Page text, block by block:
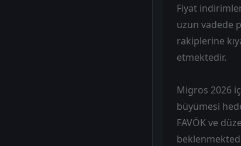
Fiyat
uzun vadede
rakiplerine
etmektedir.
Migros 2026
büyümesi
FAVÖK ve